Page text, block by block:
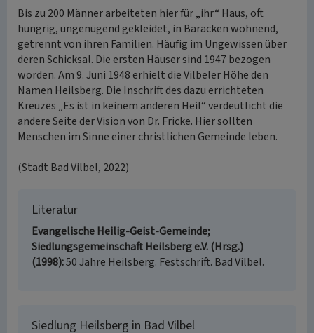
Bis zu 200 Männer arbeiteten hier für „ihr“ Haus, oft
hungrig, ungenügend gekleidet, in Baracken wohnend,
getrennt von ihren Familien. Häufig im Ungewissen über
deren Schicksal. Die ersten Häuser sind 1947 bezogen
worden. Am 9. Juni 1948 erhielt die Vilbeler Höhe den
Namen Heilsberg. Die Inschrift des dazu errichteten
Kreuzes „Es ist in keinem anderen Heil“ verdeutlicht die
andere Seite der Vision von Dr. Fricke. Hier sollten
Menschen im Sinne einer christlichen Gemeinde leben.
(Stadt Bad Vilbel, 2022)
Literatur
Evangelische Heilig-Geist-Gemeinde;
Siedlungsgemeinschaft Heilsberg e.V. (Hrsg.)
(1998) 50 Jahre Heilsberg. Festschrift. Bad Vilbel.
Siedlung Heilsberg in Bad Vilbel